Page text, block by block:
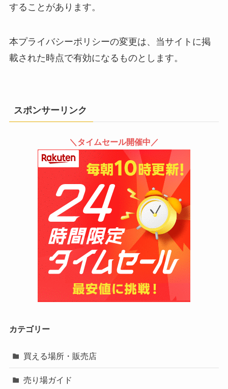
することがあります。
本プライバシーポリシーの変更は、当サイトに掲
載された時点で有効になるものとします。
スポンサーリンク
＼タイムセール開催中／
カテゴリー
買える場所・販売店
売り場ガイド